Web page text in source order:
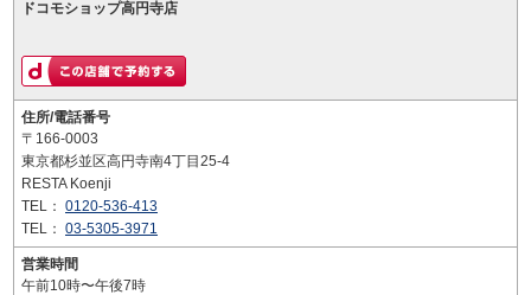
ドコモショップ高円寺店
住所/電話番号
〒166-0003
東京都杉並区高円寺南4丁目25-4
RESTA Koenji
TEL： 0120-536-413
TEL： 03-5305-3971
営業時間
午前10時〜午後7時